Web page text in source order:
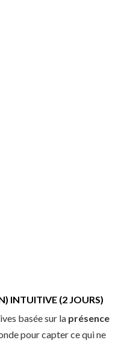
INTUITIVE (2 JOURS)
basée sur la présence
pour capter ce qui ne